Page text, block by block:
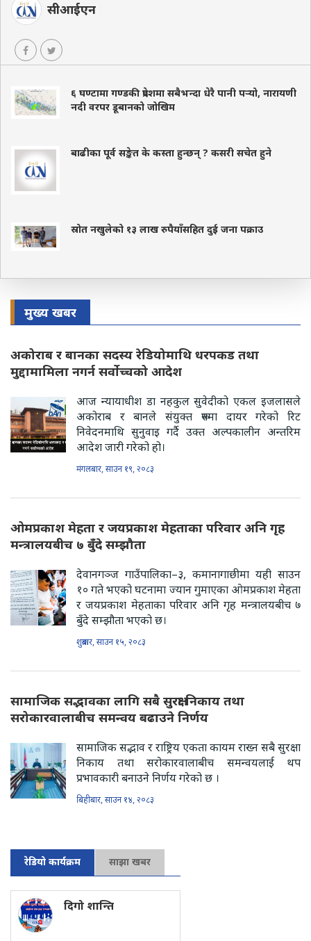
सीआईएन
६ घण्टामा गण्डकी प्रदेशमा सबैभन्दा धेरै पानी पर्‍यो, नारायणी
नदी वरपर डूबानको जोखिम
बाढीका पूर्व सङ्केत के कस्ता हुन्छन् ? कसरी सचेत हुने
स्रोत नखुलेको १३ लाख रुपैयाँसहित दुई जना पक्राउ
मुख्य खबर
अकोराब र बानका सदस्य रेडियोमाथि धरपकड तथा
मुद्दामामिला नगर्न सर्वोच्चको आदेश
आज न्यायाधीश डा नहकुल सुवेदीको एकल इजलासले
अकोराब र बानले संयुक्त रूपमा दायर गरेको रिट
निवेदनमाथि सुनुवाइ गर्दै उक्त अल्पकालीन अन्तरिम
आदेश जारी गरेको हो।
मंगलबार, साउन १९, २०८३
ओमप्रकाश मेहता र जयप्रकाश मेहताका परिवार अनि गृह
मन्त्रालयबीच ७ बुँदे सम्झौता
देवानगञ्ज गाउँपालिका–३, कमानागाछीमा यही साउन
१० गते भएको घटनामा ज्यान गुमाएका ओमप्रकाश मेहता
र जयप्रकाश मेहताका परिवार अनि गृह मन्त्रालयबीच ७
बुँदे सम्झौता भएको छ।
शुक्रबार, साउन १५, २०८३
सामाजिक सद्भावका लागि सबै सुरक्षा निकाय तथा
सरोकारवालाबीच समन्वय बढाउने निर्णय
सामाजिक सद्भाव र राष्ट्रिय एकता कायम राख्न सबै सुरक्षा
निकाय तथा सरोकारवालाबीच समन्वयलाई थप
प्रभावकारी बनाउने निर्णय गरेको छ ।
बिहीबार, साउन १४, २०८३
रेडियो कार्यक्रम साझा खबर
दिगो शान्ति